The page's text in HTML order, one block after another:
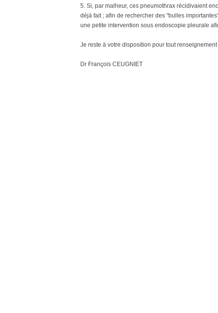
5. Si, par malheur, ces pneumothrax récidivaient
déjà fait ; afin de rechercher des "bulles
une petite intervention sous endoscopie pleurale
Je reste à votre disposition pour tout
Dr François CEUGNIET